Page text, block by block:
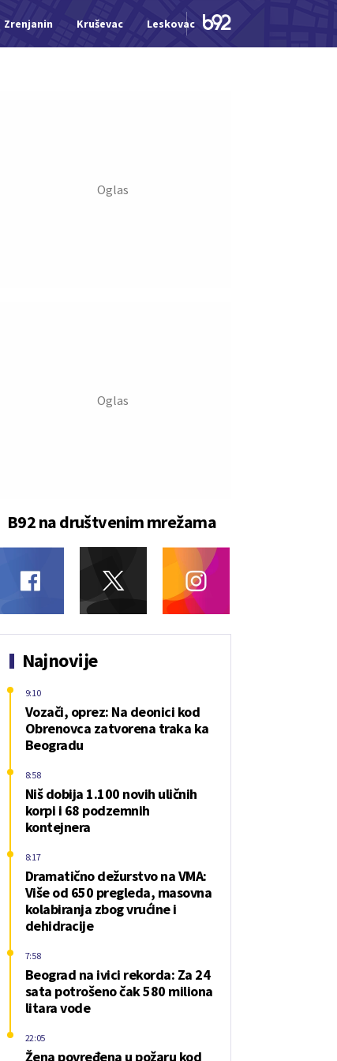
Zrenjanin Kruševac Leskovac Jagodina
B92 na društvenim mrežama
Najnovije
Vozači, oprez: Na deonici kod
Obrenovca zatvorena traka ka
Beogradu
9:10
Niš dobija 1.100 novih uličnih
korpi i 68 podzemnih
kontejnera
8:58
Dramatično dežurstvo na VMA:
Više od 650 pregleda, masovna
kolabiranja zbog vrućine i
dehidracije
8:17
Beograd na ivici rekorda: Za 24
sata potrošeno čak 580 miliona
litara vode
7:58
Žena povređena u požaru kod
22:05